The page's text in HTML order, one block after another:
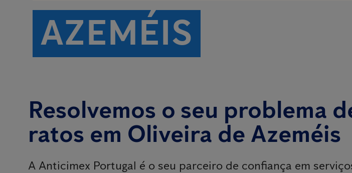
AZEMÉIS
Resolvemos o seu problema
ratos em Oliveira de Azeméis
A Anticimex Portugal é o seu parceiro de confiança em